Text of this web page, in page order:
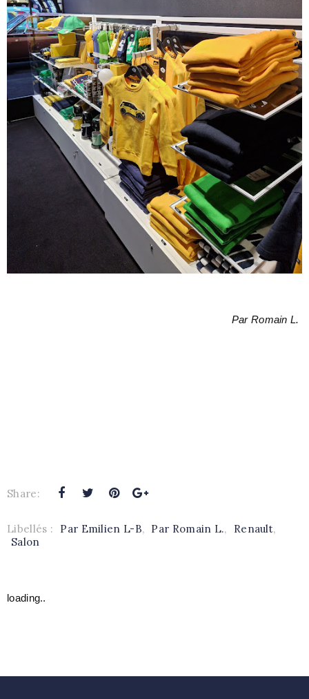
Par Romain L.
Share:
Libellés : Par Emilien L-B, Par Romain L., Renault,
Salon
loading..